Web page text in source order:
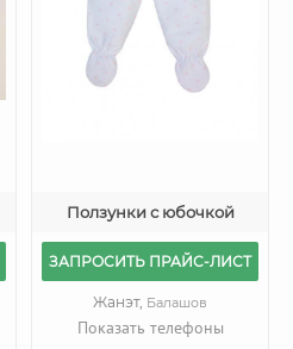
Ползунки с юбочкой
ЗАПРОСИТЬ ПРАЙС-ЛИСТ
Жанэт, Балашов
Показать телефоны